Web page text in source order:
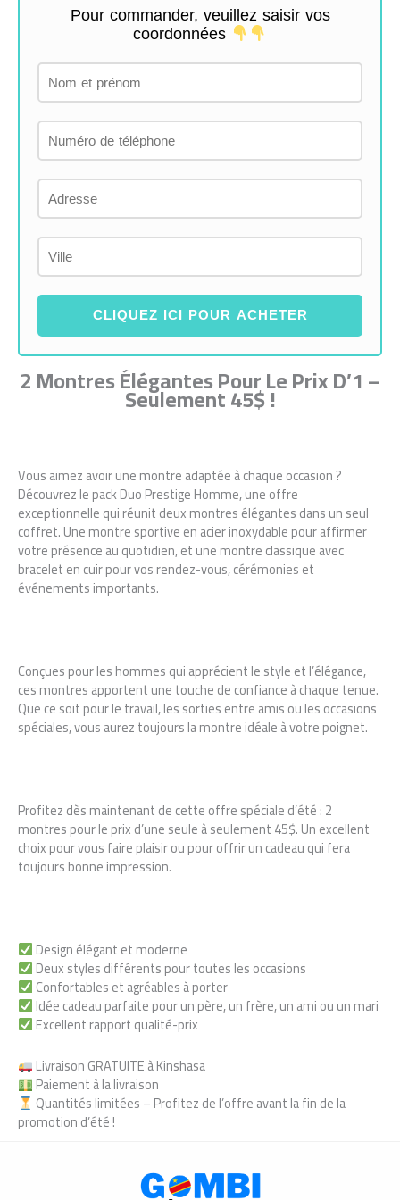
Pour commander, veuillez saisir vos
coordonnées
CLIQUEZ ICI POUR ACHETER
2 Montres Élégantes Pour Le Prix D’1 –
Seulement 45$ !
Vous aimez avoir une montre adaptée à chaque occasion ?
Découvrez le pack Duo Prestige Homme, une offre
exceptionnelle qui réunit deux montres élégantes dans un seul
coffret. Une montre sportive en acier inoxydable pour affirmer
votre présence au quotidien, et une montre classique avec
bracelet en cuir pour vos rendez-vous, cérémonies et
événements importants.
Conçues pour les hommes qui apprécient le style et l’élégance,
ces montres apportent une touche de confiance à chaque tenue.
Que ce soit pour le travail, les sorties entre amis ou les occasions
spéciales, vous aurez toujours la montre idéale à votre poignet.
Profitez dès maintenant de cette offre spéciale d’été : 2
montres pour le prix d’une seule à seulement 45$. Un excellent
choix pour vous faire plaisir ou pour offrir un cadeau qui fera
toujours bonne impression.
Design élégant et moderne
Deux styles différents pour toutes les occasions
Confortables et agréables à porter
Idée cadeau parfaite pour un père, un frère, un ami ou un mari
Excellent rapport qualité-prix
Livraison GRATUITE à Kinshasa
Paiement à la livraison
Quantités limitées – Profitez de l’offre avant la fin de la
promotion d’été !